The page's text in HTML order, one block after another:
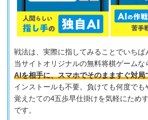
戦法は、実際に指してみることでいちば
当サイトオリジナルの無料将棋ゲームな
AIを相手に、スマホでそのまますぐ対局
インストールも不要。負けても何度でも
覚えたての4五歩早仕掛けを気軽にため
です。